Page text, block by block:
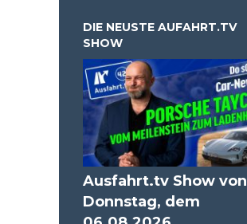
DIE NEUSTE AUFAHRT.TV
SHOW
Ausfahrt.tv Show von
Donnstag, dem